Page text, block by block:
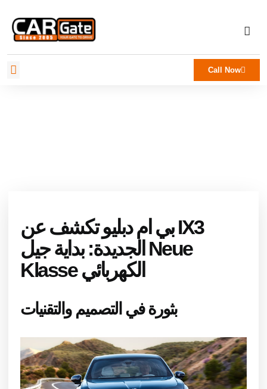
Call Now
بي ام دبليو تكشف عن IX3
الجديدة: بداية جيل Neue
Klasse الكهربائي
بثورة في التصميم والتقنيات